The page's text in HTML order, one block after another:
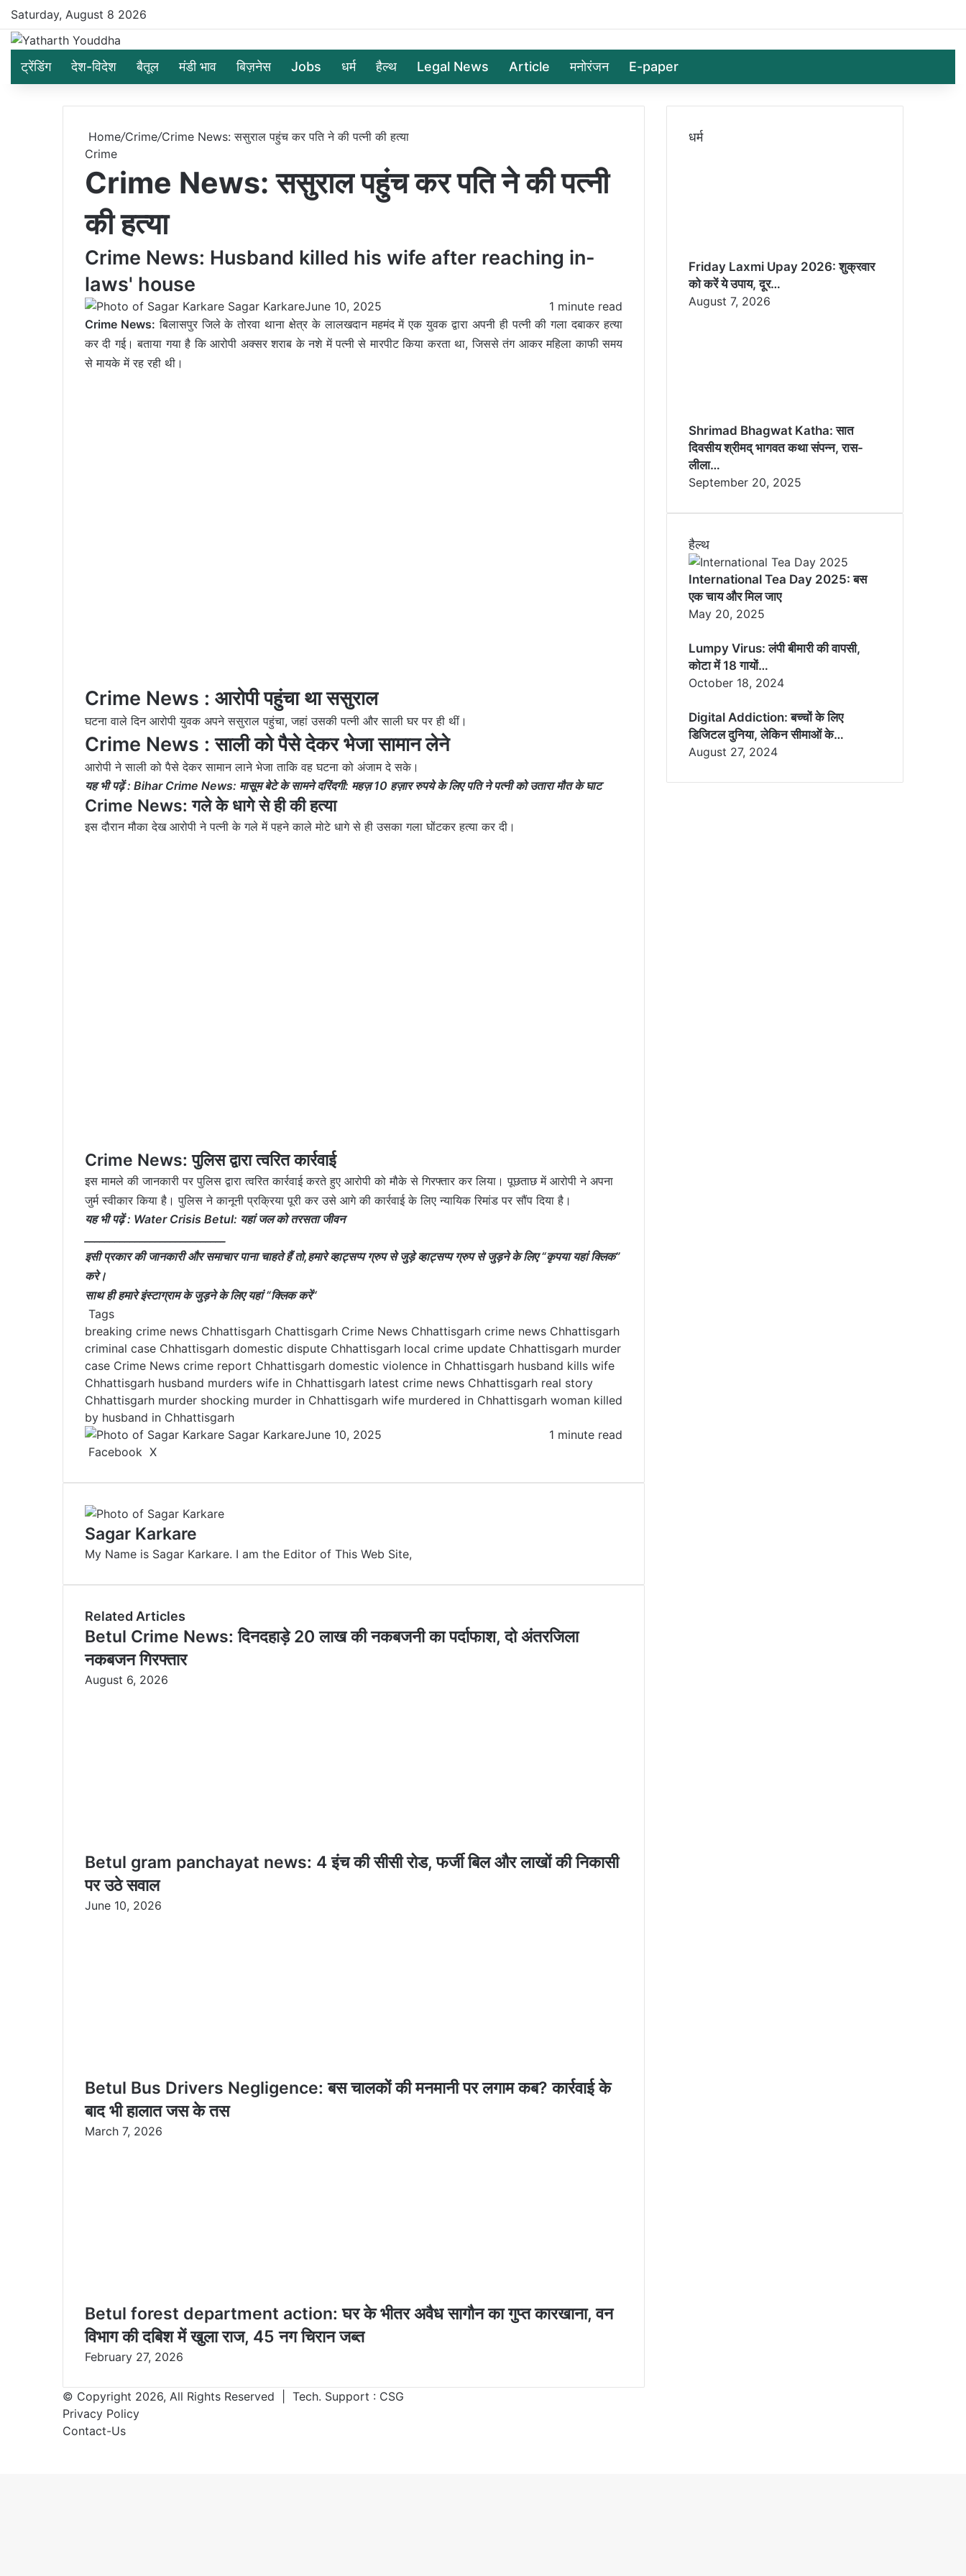
Saturday, August 8 2026
ट्रेंडिंग देश-विदेश बैतूल मंडी भाव बिज़नेस Jobs धर्म हैल्थ Legal News Article मनोरंजन E-paper
Home/Crime/Crime News: ससुराल पहुंच कर पति ने की पत्नी की हत्या
Crime
Crime News: ससुराल पहुंच कर पति ने की पत्नी
की हत्या
Crime News: Husband killed his wife after reaching in-
laws' house
Sagar KarkareJune 10, 2025
1 minute read
Crime News: बिलासपुर जिले के तोरवा थाना क्षेत्र के लालखदान महमंद में एक युवक द्वारा अपनी ही पत्नी की गला दबाकर हत्या
कर दी गई। बताया गया है कि आरोपी अक्सर शराब के नशे में पत्नी से मारपीट किया करता था, जिससे तंग आकर महिला काफी समय
से मायके में रह रही थी।
Crime News : आरोपी पहुंचा था ससुराल
घटना वाले दिन आरोपी युवक अपने ससुराल पहुंचा, जहां उसकी पत्नी और साली घर पर ही थीं।
Crime News : साली को पैसे देकर भेजा सामान लेने
आरोपी ने साली को पैसे देकर सामान लाने भेजा ताकि वह घटना को अंजाम दे सके।
यह भी पढ़ें : Bihar Crime News: मासूम बेटे के सामने दरिंदगी: महज़ 10 हज़ार रुपये के लिए पति ने पत्नी को उतारा मौत के घाट
Crime News: गले के धागे से ही की हत्या
इस दौरान मौका देख आरोपी ने पत्नी के गले में पहने काले मोटे धागे से ही उसका गला घोंटकर हत्या कर दी।
Crime News: पुलिस द्वारा त्वरित कार्रवाई
इस मामले की जानकारी पर पुलिस द्वारा त्वरित कार्रवाई करते हुए आरोपी को मौके से गिरफ्तार कर लिया। पूछताछ में आरोपी ने अपना
जुर्म स्वीकार किया है। पुलिस ने कानूनी प्रक्रिया पूरी कर उसे आगे की कार्रवाई के लिए न्यायिक रिमांड पर सौंप दिया है।
यह भी पढ़ें : Water Crisis Betul: यहां जल को तरसता जीवन
इसी प्रकार की जानकारी और समाचार पाना चाहते हैं तो,हमारे व्हाट्सप्प ग्रुप से जुड़े व्हाट्सप्प ग्रुप से जुड़ने के लिए “कृपया यहां क्लिक”
करे।
साथ ही हमारे इंस्टाग्राम के जुड़ने के लिए यहां “क्लिक करें“
Tags
breaking crime news Chhattisgarh Chattisgarh Crime News Chhattisgarh crime news Chhattisgarh
criminal case Chhattisgarh domestic dispute Chhattisgarh local crime update Chhattisgarh murder
case Crime News crime report Chhattisgarh domestic violence in Chhattisgarh husband kills wife
Chhattisgarh husband murders wife in Chhattisgarh latest crime news Chhattisgarh real story
Chhattisgarh murder shocking murder in Chhattisgarh wife murdered in Chhattisgarh woman killed
by husband in Chhattisgarh
Sagar KarkareJune 10, 2025
1 minute read
Facebook X
n
e
d
I
m
l
r
n
e
r
e
t
d
i
t
o
a
k
e
a
e
v
i
E
a
i
l
i
t
Sagar Karkare
My Name is Sagar Karkare. I am the Editor of This Web Site,
Related Articles
Betul Crime News: दिनदहाड़े 20 लाख की नकबजनी का पर्दाफाश, दो अंतरजिला
नकबजन गिरफ्तार
August 6, 2026
Betul gram panchayat news: 4 इंच की सीसी रोड, फर्जी बिल और लाखों की निकासी
पर उठे सवाल
June 10, 2026
Betul Bus Drivers Negligence: बस चालकों की मनमानी पर लगाम कब? कार्रवाई के
बाद भी हालात जस के तस
March 7, 2026
Betul forest department action: घर के भीतर अवैध सागौन का गुप्त कारखाना, वन
विभाग की दबिश में खुला राज, 45 नग चिरान जब्त
February 27, 2026
धर्म
Friday Laxmi Upay 2026: शुक्रवार
को करें ये उपाय, दूर…
August 7, 2026
Shrimad Bhagwat Katha: सात
दिवसीय श्रीमद् भागवत कथा संपन्न, रास-
लीला…
September 20, 2025
हैल्थ
International Tea Day 2025: बस
एक चाय और मिल जाए
May 20, 2025
Lumpy Virus: लंपी बीमारी की वापसी,
कोटा में 18 गायों…
October 18, 2024
Digital Addiction: बच्चों के लिए
डिजिटल दुनिया, लेकिन सीमाओं के…
August 27, 2024
© Copyright 2026, All Rights Reserved | Tech. Support : CSG
Privacy Policy
Contact-Us